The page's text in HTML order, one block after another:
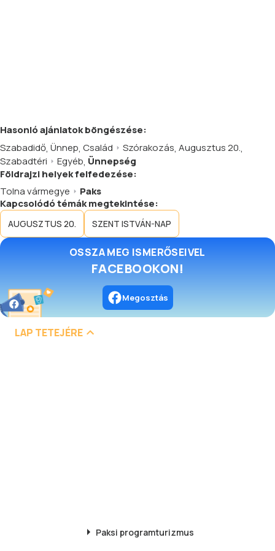
Hasonlóajánlatokböngészése:
Szabadidő, Ünnep, Család Szórakozás, Augusztus 20.,
Szabadtéri Egyéb, Ünnepség
Földrajzi helyek felfedezése:
Tolna vármegye
Paks
Kapcsolódó témák megtekintése:
AUGUSZTUS 20. SZENT ISTVÁN-NAP
OSSZA MEG ISMERŐSEIVEL
FACEBOOKON!
Megosztás
LAP TETEJÉRE
Paksi programturizmus